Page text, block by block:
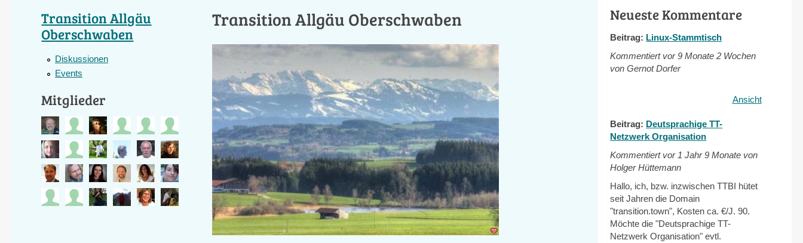
Transition Allgäu Oberschwaben
Transition Allgäu
Oberschwaben
Diskussionen
Events
Mitglieder
Neueste Kommentare
Beitrag: Linux-Stammtisch
Kommentiert vor9 Monate 2 Wochen
von Gernot Dorfer
Ansicht
Beitrag: Deutsprachige TT-
Netzwerk Organisation
Kommentiert vor 1 Jahr 9 Monate von
Holger Hüttemann
Hallo, ich, bzw. inzwischen TTBI hütet
seit Jahren die Domain
"transition.town", Kosten ca. €/J. 90.
Möchte die "Deutsprachige TT-
Netzwerk Organisation" evtl.